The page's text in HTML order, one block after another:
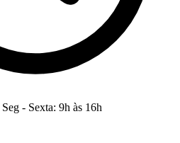
Seg - Sexta: 9h às 16h